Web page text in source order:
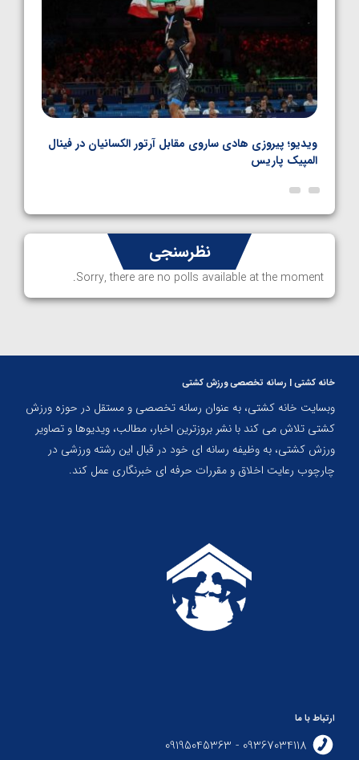
ویدیو؛ پیروزی هادی ساروی مقابل آرتور الکسانیان در فینال
المپیک پاریس
نظرسنجی
Sorry, there are no polls available at the moment.
خانه کشتی | رسانه تخصصی ورزش کشتی
وبسایت خانه کشتی، به عنوان رسانه تخصصی و مستقل در حوزه ورزش
کشتی تلاش می کند با نشر بروزترین اخبار، مطالب، ویدیوها و تصاویر
ورزش کشتی، به وظیفه رسانه ای خود در قبال این رشته ورزشی در
چارچوب رعایت اخلاق و مقررات حرفه ای خبرنگاری عمل کند.
ارتباط با ما
09367034118 - 09195045363